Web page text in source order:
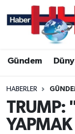
Gündem
HABERLER
TRUMP:
Hava
Trafik
Süper Lig
Tüm